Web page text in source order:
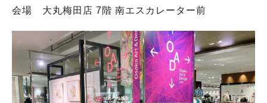
会場 大丸梅田店 7階 南エスカレーター前